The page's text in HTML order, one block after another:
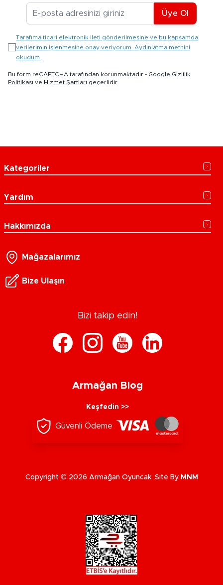
E-posta Adresiniz
Üye Ol
Tarafıma ticari elektronik ileti gönderilmesine ve bu kapsamda
verilerimin işlenmesine onay veriyorum. Aydınlatma metnini
okudum.
Bu form reCAPTCHA tarafından korunmaktadır - Google Gizlilik
Politikası ve Hizmet Şartları geçerlidir.
Kategoriler
Yardım
Hakkımızda
Mağazalarımız
Bize Ulaşın
Bizi takip edin!
Armağan Blog
Keşfedin >>
Güvenli Ödeme
Copyright © 2026 Armağan Oyuncak. Site By MNM